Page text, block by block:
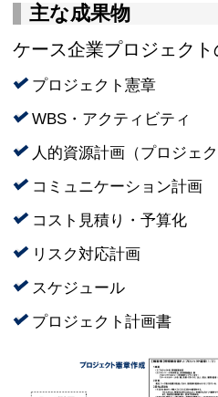
主な成果物
ケース企業プロジェク
プロジェクト憲章
WBS・アクティビティ
人的資源計画（プロジェク
コミュニケーション計画
コスト見積り・予算化
リスク対応計画
スケジュール
プロジェクト計画書